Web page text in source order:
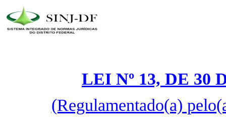
LEI Nº 13, DE 30
(Regulamentado(a)